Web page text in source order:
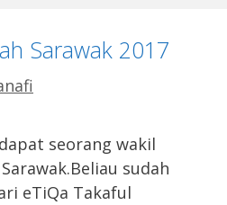
Sarawak 2017
seorang wakil
sudah
eTiQa Takaful